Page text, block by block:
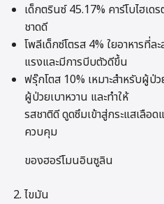
เด็กตรินซ์ 45.17% คาร์โบไฮเ
ชาดดี
โพลีเด็กซ์โตรส 4% ใยอาหารที่ล
แรงและมีการบีบตัวดีขึ้น
ฟรุ๊กโตส 10% เหมาะสำหรับผู้
ผู้ป่วยเบาหวาน และทำให้
รสชาติดี ดูดซึมเข้าสู่กระแสเลือด
ควบคุม
ของฮอร์โมนอินซูลิน
ไขมัน